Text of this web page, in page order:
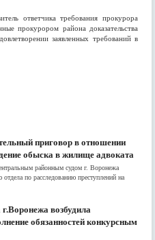
ответчика требования прокурора
прокурором района доказательства
заявленных требований в
приговор в отношении
обыска в жилище адвоката
районным судом г. Воронежа
по расследованию преступлений на
возбудила
обязанностей конкурсным